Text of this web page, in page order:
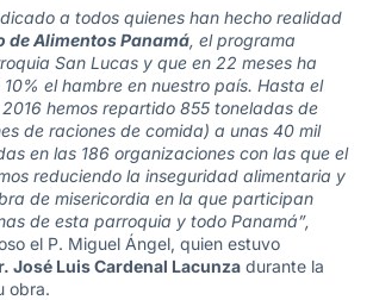
a todos quienes han hecho realidad
de Alimentos Panamá, el programa
San Lucas y que en 22 meses ha
el hambre en nuestro país. Hasta el
hemos repartido 855 toneladas de
de raciones de comida) a unas 40 mil
en las 186 organizaciones con las que el
reduciendo la inseguridad alimentaria y
de misericordia en la que participan
de esta parroquia y todo Panamá”,
el P. Miguel Ángel, quien estuvo
José Luis Cardenal Lacunza durante la
obra.